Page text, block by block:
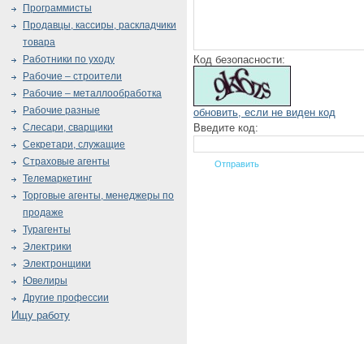
Код безопасности:
обновить, если не виден код
Введите код:
Программисты
Продавцы, кассиры, раскладчики
товара
Работники по уходу
Рабочие – строители
Рабочие – металлообработка
Рабочие разные
Слесари, сварщики
Секретари, служащие
Страховые агенты
Телемаркетинг
Торговые агенты, менеджеры по
продаже
Турагенты
Электрики
Электронщики
Ювелиры
Другие профессии
Ищу работу